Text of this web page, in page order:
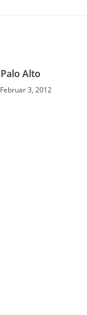
Palo Alto
Februar 3, 2012